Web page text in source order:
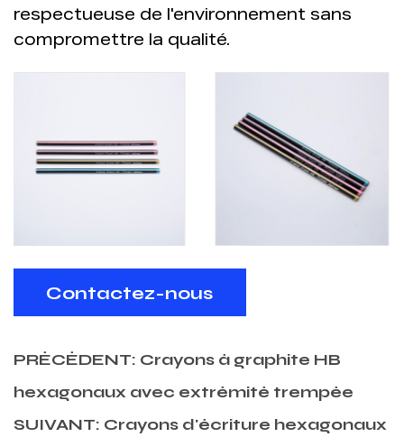
respectueuse de l'environnement sans
compromettre la qualité.
Contactez-nous
PRÉCÉDENT: Crayons à graphite HB
hexagonaux avec extrémité trempée
SUIVANT: Crayons d'écriture hexagonaux